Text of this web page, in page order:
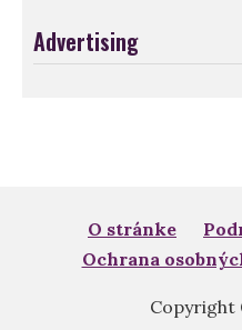
Advertising
O stránke
Ochrana
Copyright